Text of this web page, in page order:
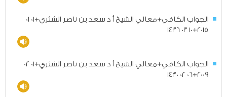
الجواب الكافي+معالي الشيخ أ د سعد بن ناصر الشثري+01 01
2015+10 03 1436
الجواب الكافي+معالي الشيخ أ د سعد بن ناصر الشثري+01 02
2009+06 02 1430